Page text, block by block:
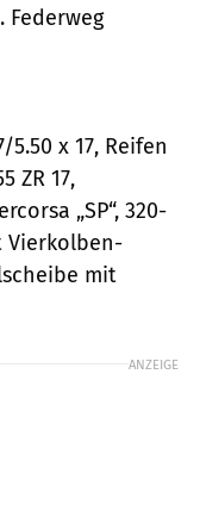
Federweg
x 17, Reifen
ZR 17,
„SP“, 320-
Vierkolben-
mit
ANZEIGE